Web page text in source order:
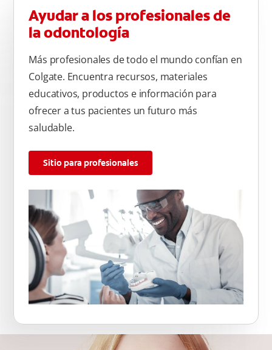
olvide de cepillar la lengua para quitar el mal olor causado
por las bacterias.
Ayudar a los profesionales de
la odontología
Más profesionales de todo el mundo confían en
Colgate. Encuentra recursos, materiales
educativos, productos e información para
ofrecer a tus pacientes un futuro más
saludable.
Sitio para profesionales